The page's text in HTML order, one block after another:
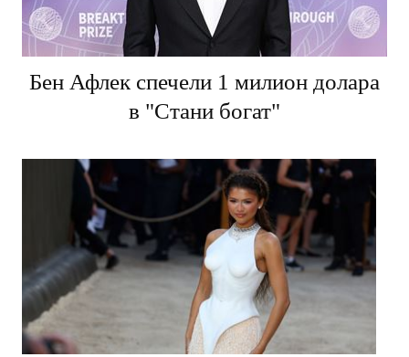
Бен Афлек спечели 1 милион долара
в "Стани богат"